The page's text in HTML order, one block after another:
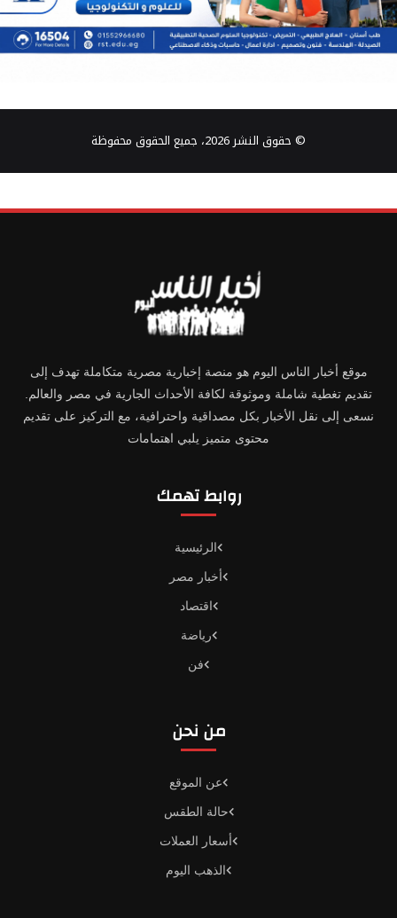
© حقوق النشر 2026، جميع الحقوق محفوظة
موقع أخبار الناس اليوم هو منصة إخبارية مصرية متكاملة تهدف إلى
تقديم تغطية شاملة وموثوقة لكافة الأحداث الجارية في مصر والعالم.
نسعى إلى نقل الأخبار بكل مصداقية واحترافية، مع التركيز على تقديم
محتوى متميز يلبي اهتمامات
روابط تهمك
الرئيسية
أخبار مصر
اقتصاد
رياضة
فن
من نحن
عن الموقع
حالة الطقس
أسعار العملات
الذهب اليوم